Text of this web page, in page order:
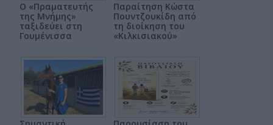
Ο «Πραματευτής
της Μνήμης»
ταξιδεύει στη
Γουμένισσα
Παραίτηση Κώστα
Πουντζουκίδη από
τη διοίκηση του
«Κιλκισιακού»